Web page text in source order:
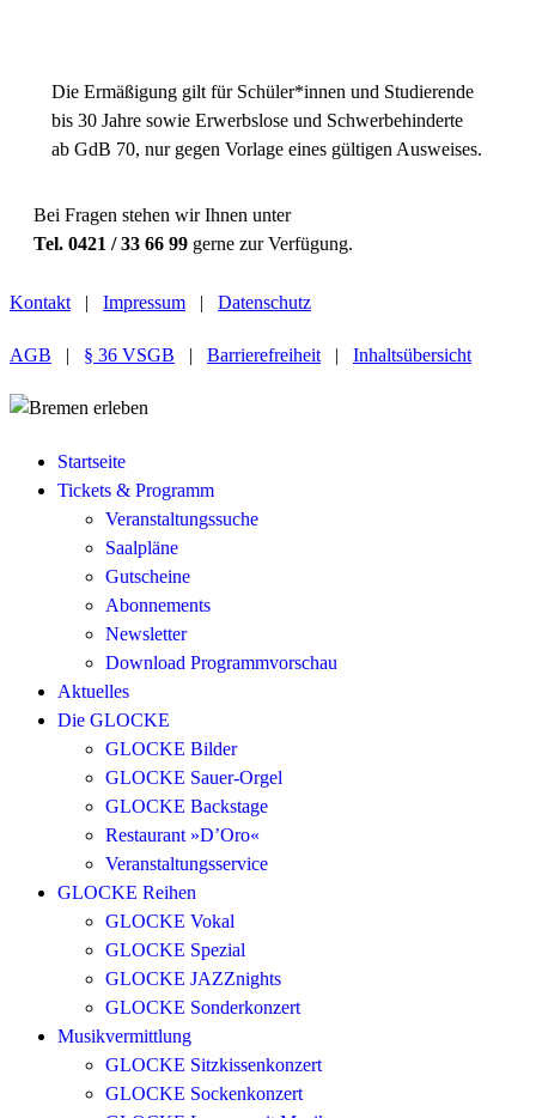
Die Ermäßigung gilt für Schüler*innen und Studierende
bis 30 Jahre sowie Erwerbslose und Schwerbehinderte
ab GdB 70, nur gegen Vorlage eines gültigen Ausweises.
Bei Fragen stehen wir Ihnen unter
Tel. 0421 / 33 66 99 gerne zur Verfügung.
Kontakt | Impressum | Datenschutz
AGB | § 36 VSGB | Barrierefreiheit | Inhaltsübersicht
Startseite
Tickets & Programm
Veranstaltungssuche
Saalpläne
Gutscheine
Abonnements
Newsletter
Download Programmvorschau
Aktuelles
Die GLOCKE
GLOCKE Bilder
GLOCKE Sauer-Orgel
GLOCKE Backstage
Restaurant »D’Oro«
Veranstaltungsservice
GLOCKE Reihen
GLOCKE Vokal
GLOCKE Spezial
GLOCKE JAZZnights
GLOCKE Sonderkonzert
Musikvermittlung
GLOCKE Sitzkissenkonzert
GLOCKE Sockenkonzert